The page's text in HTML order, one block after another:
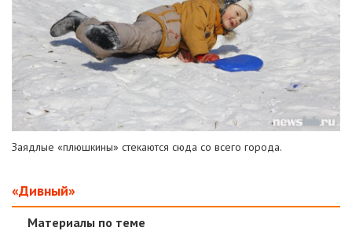
Заядлые «плюшкины» стекаются сюда со всего города.
«Дивный»
Материалы по теме